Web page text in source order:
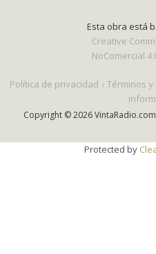
Esta obra está
Creative
NoComercial
Política de privacidad Términos y
Copyright © 2026
Protected by